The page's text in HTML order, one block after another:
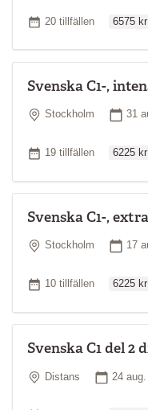
Antal tillfällen
20 tillfällen 6575 kr
Svenska C1-,
Plats
Stockholm 31
Antal tillfällen
19 tillfällen 6225 kr
Svenska C1-,
Plats
Stockholm 17
Antal tillfällen
10 tillfällen 6225 kr
Svenska C1 del 2
Plats
Distans 24